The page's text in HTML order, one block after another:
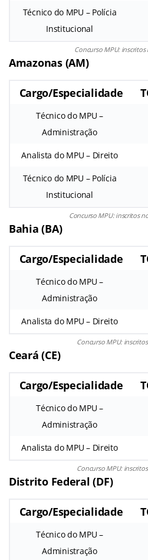
Técnico do MPU – Polícia
Institucional
Concurso MPU: inscritos
Amazonas (AM)
Cargo/Especialidade
Técnico do MPU –
Administração
Analista do MPU – Direito
Técnico do MPU – Polícia
Institucional
Concurso MPU: inscritos
Bahia (BA)
Cargo/Especialidade
Técnico do MPU –
Administração
Analista do MPU – Direito
Concurso MPU:
Ceará (CE)
Cargo/Especialidade
Técnico do MPU –
Administração
Analista do MPU – Direito
Concurso MPU: inscritos
Distrito Federal (DF)
Cargo/Especialidade
Técnico do MPU –
Administração